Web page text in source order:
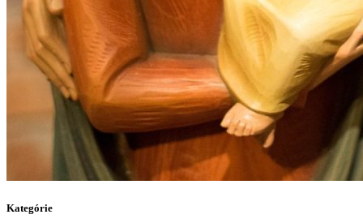
Kategórie